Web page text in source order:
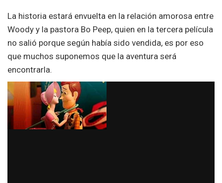
La historia estará envuelta en la relación amorosa entre
Woody y la pastora Bo Peep, quien en la tercera película
no salió porque según había sido vendida, es por eso
que muchos suponemos que la aventura será
encontrarla.